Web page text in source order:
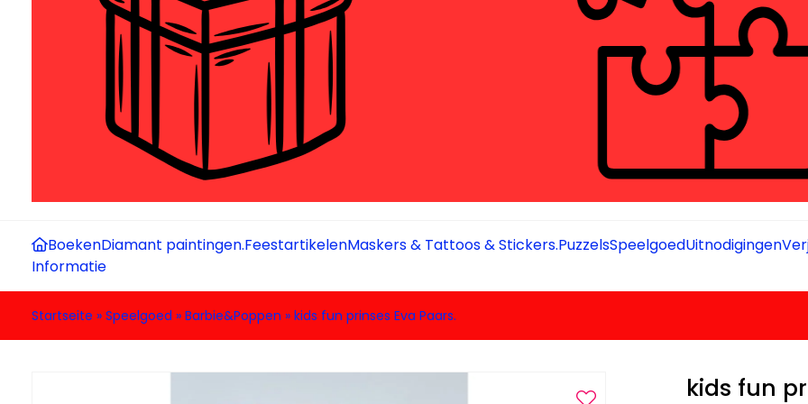
BoekenDiamant paintingen.FeestartikelenMaskers & Tattoos & Stickers.PuzzelsSpeelgoedUitnodigingen
Informatie
Startseite » Speelgoed » Barbie&Poppen » kids fun prinses Eva Paars.
kids fun